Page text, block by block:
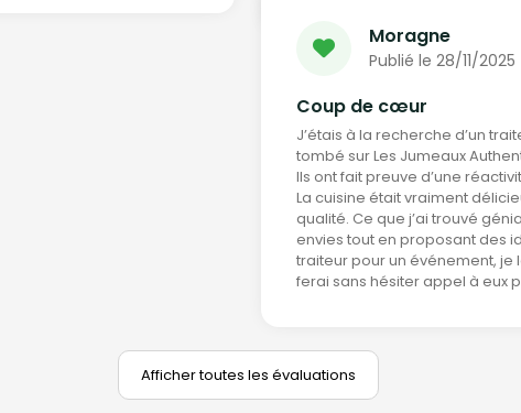
Moragne
Publié le 28/11/2025
Coup de cœur
J’étais à la recherche d’un
tombé sur Les Jumeaux
Ils ont fait preuve d’une
La cuisine était vraiment
qualité. Ce que j’ai trouvé
envies tout en proposant des
traiteur pour un événement, je
ferai sans hésiter appel à eux
Afficher toutes les évaluations